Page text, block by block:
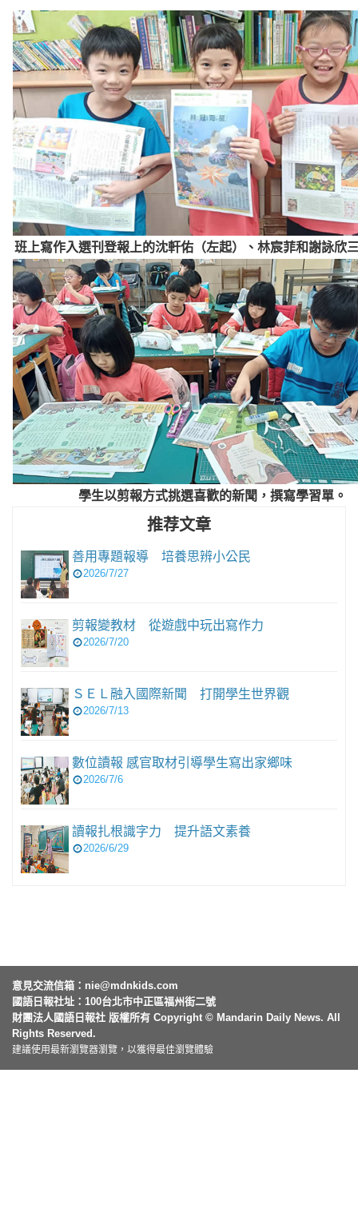
班上寫作入選刊登報上的沈軒佑（左起）、林宸菲和謝詠欣
學生以剪報方式挑選喜歡的新聞，撰寫學習單。
推荐文章
善用專題報導 培養思辨小公民
2026/7/27
剪報變教材 從遊戲中玩出寫作力
2026/7/20
ＳＥＬ融入國際新聞 打開學生世界觀
2026/7/13
數位讀報 感官取材引導學生寫出家鄉味
2026/7/6
讀報扎根識字力 提升語文素養
2026/6/29
意見交流信箱： nie@mdnkids.com
國語日報社址：100台北市中正區福州街二號
財團法人國語日報社 版權所有 Copyright © Mandarin Daily News. All
Rights Reserved.
建議使用最新瀏覽器瀏覽，以獲得最佳瀏覽體驗